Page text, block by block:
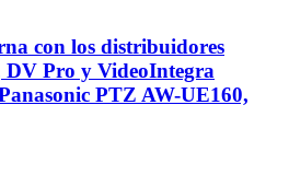
con los distribuidores
Pro y VideoIntegra
PTZ AW-UE160,